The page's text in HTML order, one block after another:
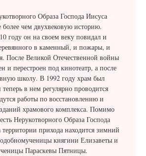
Образа Господа Иисуса
чем двухвековую историю.
году он на своем веку повидал и
в каменный, и пожары, и
После Великой Отечественной войны
и перестроен под кинотеатр, а после
школу. В 1992 году храм был
в нем регулярно проводится
работы по восстановлению и
храмового комплекса. Помимо
Нерукотворного Образа Господа
прихода находится зимний
княгини Елизаветы и
Параскевы Пятницы.